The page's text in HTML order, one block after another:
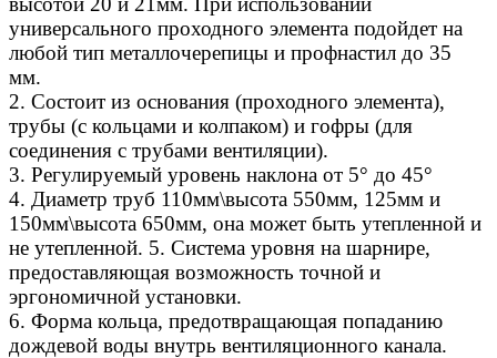
универсального проходного элемента подойдет на
любой тип металлочерепицы и профнастил до 35
мм.
2. Состоит из основания (проходного элемента),
трубы (с кольцами и колпаком) и гофры (для
соединения с трубами вентиляции).
3. Регулируемый уровень наклона от 5° до 45°
4. Диаметр труб 110мм\высота 550мм, 125мм и
150мм\высота 650мм, она может быть утепленной и
не утепленной. 5. Система уровня на шарнире,
предоставляющая возможность точной и
эргономичной установки.
6. Форма кольца, предотвращающая попаданию
дождевой воды внутрь вентиляционного канала.